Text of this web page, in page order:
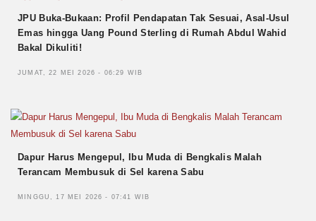
JPU Buka-Bukaan: Profil Pendapatan Tak Sesuai, Asal-Usul
Emas hingga Uang Pound Sterling di Rumah Abdul Wahid
Bakal Dikuliti!
JUMAT, 22 MEI 2026 - 06:29 WIB
Dapur Harus Mengepul, Ibu Muda di Bengkalis Malah
Terancam Membusuk di Sel karena Sabu
MINGGU, 17 MEI 2026 - 07:41 WIB